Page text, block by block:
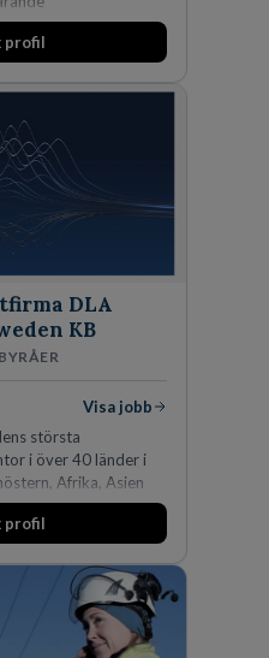
Sedan dess har
ett antal
av Volvo
på 20
profil
DLA
KB
Visa jobb
största
i över 40 länder i
Afrika, Asien
inom
och vi har några
kontor i Stockholm,
och Helsingfors kan vi
klienter en unik,
nordisk
profil